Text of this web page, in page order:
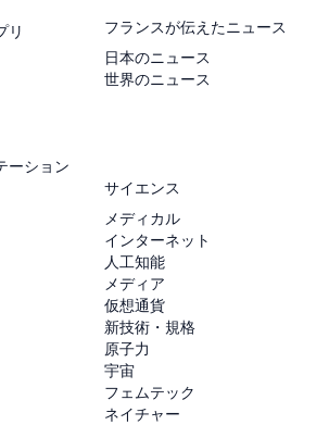
リ
ーション
フランスが伝えたニュース
日本のニュース
世界のニュース
サイエンス
メディカル
インターネット
人工知能
メディア
仮想通貨
新技術・規格
原子力
宇宙
フェムテック
ネイチャー